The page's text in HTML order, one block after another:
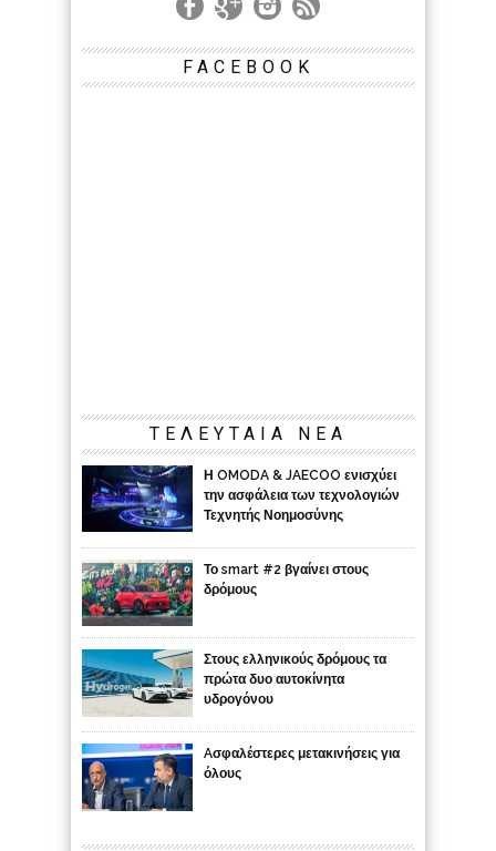
FACEBOOK
ΤΕΛΕΥΤΑΙΑ ΝΕΑ
Η OMODA & JAECOO ενισχύει
την ασφάλεια των τεχνολογιών
Τεχνητής Νοημοσύνης
Το smart #2 βγαίνει στους
δρόμους
Στους ελληνικούς δρόμους τα
πρώτα δυο αυτοκίνητα
υδρογόνου
Aσφαλέστερες μετακινήσεις για
όλους